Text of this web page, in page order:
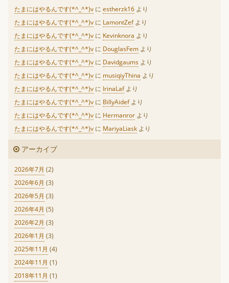
たまにはやるんです(*^_^*)v に estherzk16 より
たまにはやるんです(*^_^*)v に LamontZefより
たまにはやるんです(*^_^*)v に Kevinknora より
たまにはやるんです(*^_^*)v に DouglasFem より
たまにはやるんです(*^_^*)v に Davidgaums より
たまにはやるんです(*^_^*)v に musiqiyThina より
たまにはやるんです(*^_^*)v に IrinaLafより
たまにはやるんです(*^_^*)v に BillyAidefより
たまにはやるんです(*^_^*)v に Hermanror より
たまにはやるんです(*^_^*)v に MariyaLiask より
アーカイブ
2026年7月 (2)
2026年6月 (3)
2026年5月 (3)
2026年4月 (5)
2026年2月 (3)
2026年1月 (3)
2025年11月 (4)
2024年11月 (1)
2018年11月 (1)